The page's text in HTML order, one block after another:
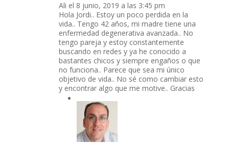
Ali el 8 junio, 2019 a las 3:45 pm
Hola Jordi.. Estoy un poco perdida en la
vida.. Tengo 42 años, mi madre tiene una
enfermedad degenerativa avanzada.. No
tengo pareja y estoy constantemente
buscando en redes y ya he conocido a
bastantes chicos y siempre engaños o que
no funciona.. Parece que sea mi único
objetivo de vida.. No sé como cambiar esto
y encontrar algo que me motive.. Gracias